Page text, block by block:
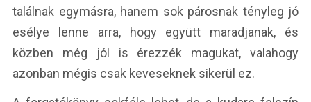
találnak egymásra, hanem sok párosnak tényleg jó
esélye lenne arra, hogy együtt maradjanak, és
közben még jól is érezzék magukat, valahogy
azonban mégis csak keveseknek sikerül ez.